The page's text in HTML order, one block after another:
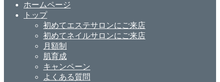
ホームページ
トップ
初めてエステサロンにご来店
初めてネイルサロンにご来店
月額制
肌育成
キャンペーン
よくある質問